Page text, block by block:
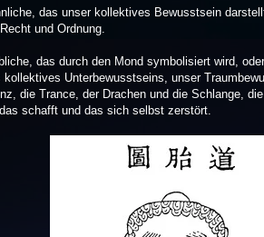
das unser kollektives Bewusstsein
und Ordnung.
das durch den Mond symbolisiert wird,
kollektives Unterbewusstseins, unser
die Trance, der Drachen und die Schlange,
schafft und das sich selbst zerstört.